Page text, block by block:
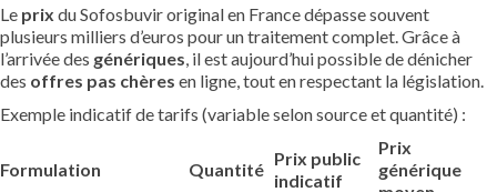
Le prix du Sofosbuvir original en France dépasse souvent
plusieurs milliers d’euros pour un traitement complet. Grâce à
l’arrivée des génériques, il est aujourd’hui possible de dénicher
des offres pas chères en ligne, tout en respectant la législation.
Exemple indicatif de tarifs (variable selon source et quantité) :
Formulation Quantité
Prix public
indicatif
Prix
générique